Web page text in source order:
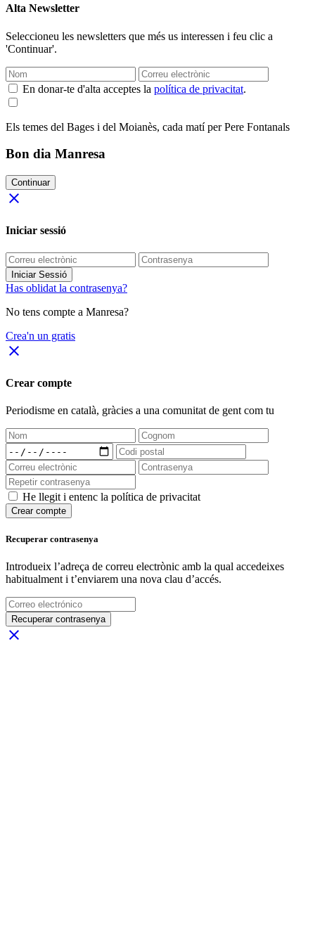
Alta Newsletter
Seleccioneu les newsletters que més us interessen i feu clic a
'Continuar'.
En donar-te d'alta acceptes la política de privacitat.
Els temes del Bages i del Moianès, cada matí per Pere Fontanals
Bon dia Manresa
Continuar
close
Iniciar sessió
Iniciar Sessió
Has oblidat la contrasenya?
No tens compte a Manresa?
Crea'n un gratis
close
Crear compte
Periodisme en català, gràcies a una comunitat de gent com tu
He llegit i entenc la política de privacitat
Crear compte
Recuperar contrasenya
Introdueix l’adreça de correu electrònic amb la qual accedeixes
habitualment i t’enviarem una nova clau d’accés.
Recuperar contrasenya
close